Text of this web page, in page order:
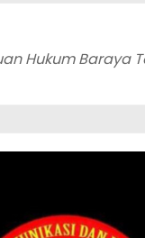
Hukum Baraya